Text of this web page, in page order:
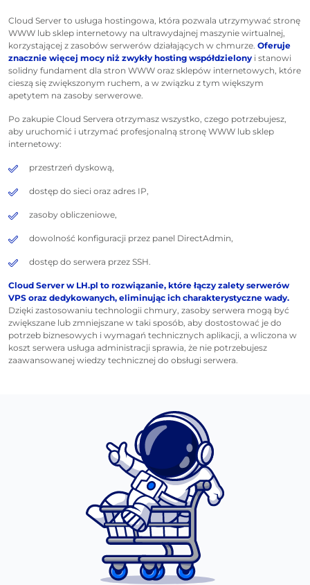
Cloud Server to usługa hostingowa, która pozwala utrzymywać stronę
WWW lub sklep internetowy na ultrawydajnej maszynie wirtualnej,
korzystającej z zasobów serwerów działających w chmurze. Oferuje
znacznie więcej mocy niż zwykły hosting współdzielony i stanowi
solidny fundament dla stron WWW oraz sklepów internetowych, które
cieszą się zwiększonym ruchem, a w związku z tym większym
apetytem na zasoby serwerowe.
Po zakupie Cloud Servera otrzymasz wszystko, czego potrzebujesz,
aby uruchomić i utrzymać profesjonalną stronę WWW lub sklep
internetowy:
przestrzeń dyskową,
dostęp do sieci oraz adres IP,
zasoby obliczeniowe,
dowolność konfiguracji przez panel DirectAdmin,
dostęp do serwera przez SSH.
Cloud Server w LH.pl to rozwiązanie, które łączy zalety serwerów
VPS oraz dedykowanych, eliminując ich charakterystyczne wady.
Dzięki zastosowaniu technologii chmury, zasoby serwera mogą być
zwiększane lub zmniejszane w taki sposób, aby dostostować je do
potrzeb biznesowych i wymagań technicznych aplikacji, a wliczona w
koszt serwera usługa administracji sprawia, że nie potrzebujesz
zaawansowanej wiedzy technicznej do obsługi serwera.